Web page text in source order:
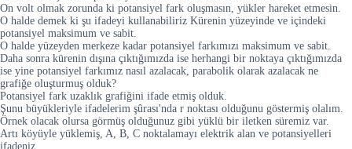
On volt olmak zorunda ki potansiyel fark oluşmasın, yükler hareket etmesin.
O halde demek ki şu ifadeyi kullanabiliriz Kürenin yüzeyinde ve içindeki
potansiyel maksimum ve sabit.
O halde yüzeyden merkeze kadar potansiyel farkımızı maksimum ve sabit.
Daha sonra kürenin dışına çıktığımızda ise herhangi bir noktaya çıktığımızda
ise yine potansiyel farkımız nasıl azalacak, parabolik olarak azalacak ne
grafiğe oluşturmuş olduk?
Potansiyel fark uzaklık grafiğini ifade etmiş olduk.
Şunu büyükleriyle ifadelerim şûrası'nda r noktası olduğunu göstermiş olalım.
Örnek olacak olursa görmüş olduğunuz gibi yüklü bir iletken süremiz var.
Artı köyüyle yüklemiş, A, B, C noktalamayı elektrik alan ve potansiyelleri
ifadeniz.